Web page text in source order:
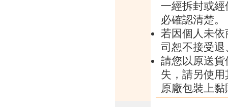
一經拆封或
必確認清楚。
若因個人未
司恕不接受
請您以原送
失，請另使
原廠包裝上